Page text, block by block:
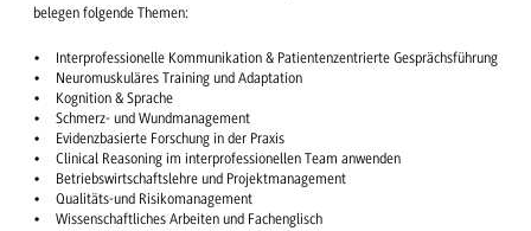
belegen folgende Themen:
Interprofessionelle Kommunikation & Patientenzentrierte Gesprächsführung
Neuromuskuläres Training und Adaptation
Kognition & Sprache
Schmerz- und Wundmanagement
Evidenzbasierte Forschung in der Praxis
Clinical Reasoning im interprofessionellen Team anwenden
Betriebswirtschaftslehre und Projektmanagement
Qualitäts-und Risikomanagement
Wissenschaftliches Arbeiten und Fachenglisch